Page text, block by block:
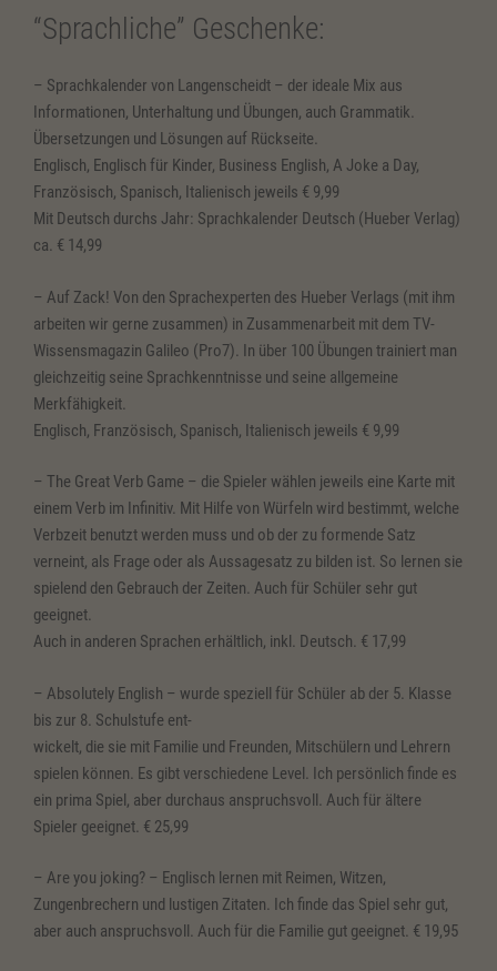
“Sprachliche” Geschenke:
– Sprachkalender von Langenscheidt – der ideale Mix aus
Informationen, Unterhaltung und Übungen, auch Grammatik.
Übersetzungen und Lösungen auf Rückseite.
Englisch, Englisch für Kinder, Business English, A Joke a Day,
Französisch, Spanisch, Italienisch jeweils € 9,99
Mit Deutsch durchs Jahr: Sprachkalender Deutsch (Hueber Verlag)
ca. € 14,99
– Auf Zack! Von den Sprachexperten des Hueber Verlags (mit ihm
arbeiten wir gerne zusammen) in Zusammenarbeit mit dem TV-
Wissensmagazin Galileo (Pro7). In über 100 Übungen trainiert man
gleichzeitig seine Sprachkenntnisse und seine allgemeine
Merkfähigkeit.
Englisch, Französisch, Spanisch, Italienisch jeweils € 9,99
– The Great Verb Game – die Spieler wählen jeweils eine Karte mit
einem Verb im Infinitiv. Mit Hilfe von Würfeln wird bestimmt, welche
Verbzeit benutzt werden muss und ob der zu formende Satz
verneint, als Frage oder als Aussagesatz zu bilden ist. So lernen sie
spielend den Gebrauch der Zeiten. Auch für Schüler sehr gut
geeignet.
Auch in anderen Sprachen erhältlich, inkl. Deutsch. € 17,99
– Absolutely English – wurde speziell für Schüler ab der 5. Klasse
bis zur 8. Schulstufe ent-
wickelt, die sie mit Familie und Freunden, Mitschülern und Lehrern
spielen können. Es gibt verschiedene Level. Ich persönlich finde es
ein prima Spiel, aber durchaus anspruchsvoll. Auch für ältere
Spieler geeignet. € 25,99
– Are you joking? – Englisch lernen mit Reimen, Witzen,
Zungenbrechern und lustigen Zitaten. Ich finde das Spiel sehr gut,
aber auch anspruchsvoll. Auch für die Familie gut geeignet. € 19,95